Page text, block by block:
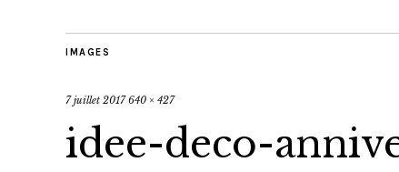
IMAGES
7 juillet 2017 640 × 427
idee-deco-